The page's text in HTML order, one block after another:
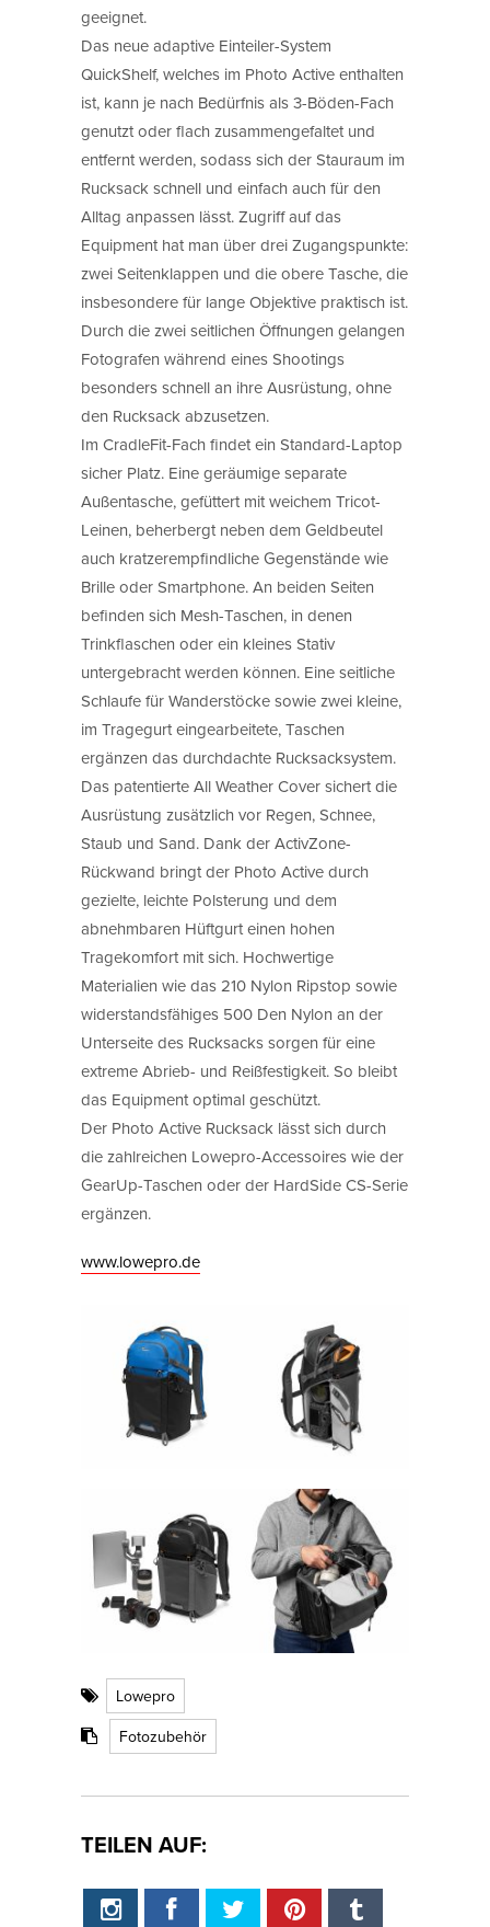
geeignet.
Das neue adaptive Einteiler-System
QuickShelf, welches im Photo Active enthalten
ist, kann je nach Bedürfnis als 3-Böden-Fach
genutzt oder flach zusammengefaltet und
entfernt werden, sodass sich der Stauraum im
Rucksack schnell und einfach auch für den
Alltag anpassen lässt. Zugriff auf das
Equipment hat man über drei Zugangspunkte:
zwei Seitenklappen und die obere Tasche, die
insbesondere für lange Objektive praktisch ist.
Durch die zwei seitlichen Öffnungen gelangen
Fotografen während eines Shootings
besonders schnell an ihre Ausrüstung, ohne
den Rucksack abzusetzen.
Im CradleFit-Fach findet ein Standard-Laptop
sicher Platz. Eine geräumige separate
Außentasche, gefüttert mit weichem Tricot-
Leinen, beherbergt neben dem Geldbeutel
auch kratzerempfindliche Gegenstände wie
Brille oder Smartphone. An beiden Seiten
befinden sich Mesh-Taschen, in denen
Trinkflaschen oder ein kleines Stativ
untergebracht werden können. Eine seitliche
Schlaufe für Wanderstöcke sowie zwei kleine,
im Tragegurt eingearbeitete, Taschen
ergänzen das durchdachte Rucksacksystem.
Das patentierte All Weather Cover sichert die
Ausrüstung zusätzlich vor Regen, Schnee,
Staub und Sand. Dank der ActivZone-
Rückwand bringt der Photo Active durch
gezielte, leichte Polsterung und dem
abnehmbaren Hüftgurt einen hohen
Tragekomfort mit sich. Hochwertige
Materialien wie das 210 Nylon Ripstop sowie
widerstandsfähiges 500 Den Nylon an der
Unterseite des Rucksacks sorgen für eine
extreme Abrieb- und Reißfestigkeit. So bleibt
das Equipment optimal geschützt.
Der Photo Active Rucksack lässt sich durch
die zahlreichen Lowepro-Accessoires wie der
GearUp-Taschen oder der HardSide CS-Serie
ergänzen.
www.lowepro.de
Lowepro
Fotozubehör
TEILEN AUF: